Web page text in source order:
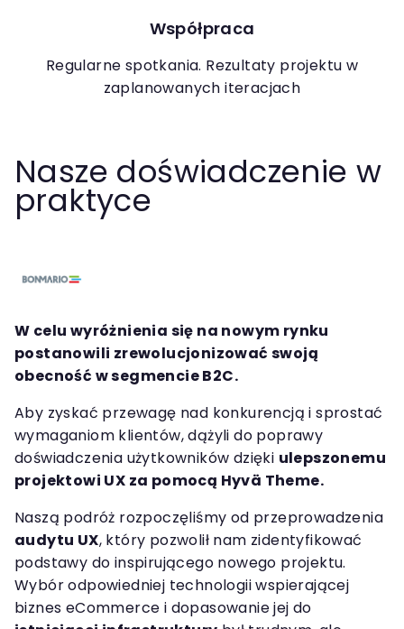
Współpraca
Regularne spotkania. Rezultaty projektu w
zaplanowanych iteracjach
Nasze doświadczenie w
praktyce
W celu wyróżnienia się na nowym rynku
postanowili zrewolucjonizować swoją
obecność w segmencie B2C.
Aby zyskać przewagę nad konkurencją i sprostać
wymaganiom klientów, dążyli do poprawy
doświadczenia użytkowników dzięki ulepszonemu
projektowi UX za pomocą Hyvä Theme.
Naszą podróż rozpoczęliśmy od przeprowadzenia
audytu UX, który pozwolił nam zidentyfikować
podstawy do inspirującego nowego projektu.
Wybór odpowiedniej technologii wspierającej
biznes eCommerce i dopasowanie jej do